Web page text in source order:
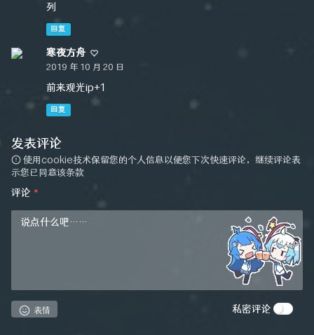
列
回复
寒夜方舟
2019 年 10 月 20 日
前来观光ip+1
回复
发表评论
使用cookie技术保留您的个人信息以便您下次快速评论，继续评论表
示您已同意该条款
评论 *
表情 私密评论